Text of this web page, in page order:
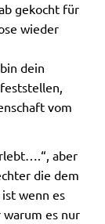
gekocht für
wieder
dein
vom
aber
die dem
wenn es
es nur